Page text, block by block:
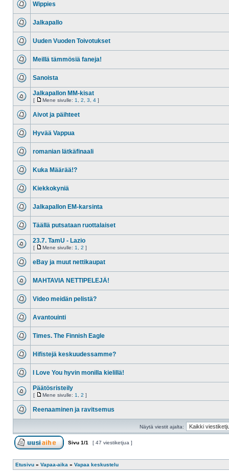
Wippies
Jalkapallo
Uuden Vuoden Toivotukset
Meillä tämmösiä faneja!
Sanoista
Jalkapallon MM-kisat
[ Mene sivulle: 1 2 3 4 ]
Aivot ja päihteet
Hyvää Vappua
romanian lätkäfinaali
Kuka Määrää!?
Kiekkokyniä
Jalkapallon EM-karsinta
Täällä putsataan ruottalaiset
23.7. TamU - Lazio
[ Mene sivulle: 1 2 ]
eBay ja muut nettikaupat
MAHTAVIA NETTIPELEJÄ!
Video meidän pelistä?
Avantouinti
Times. The Finnish Eagle
Hifistejä keskuudessamme?
I Love You hyvin monilla kielillä!
Päätösristeily
[ Mene sivulle: 1 2 ]
Reenaaminen ja ravitsemus
Näytä viestit ajalta:
Sivu 1/1 [ 47 viestiketjua ]
Etusivu » Vapaa-aika » Vapaa keskustelu